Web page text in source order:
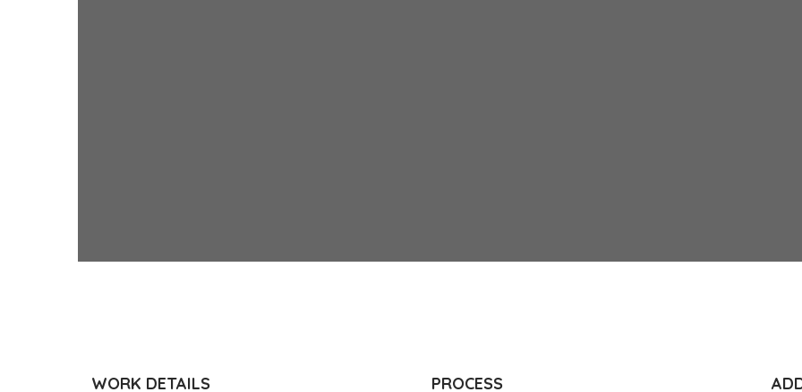
WORK DETAILS PROCESS